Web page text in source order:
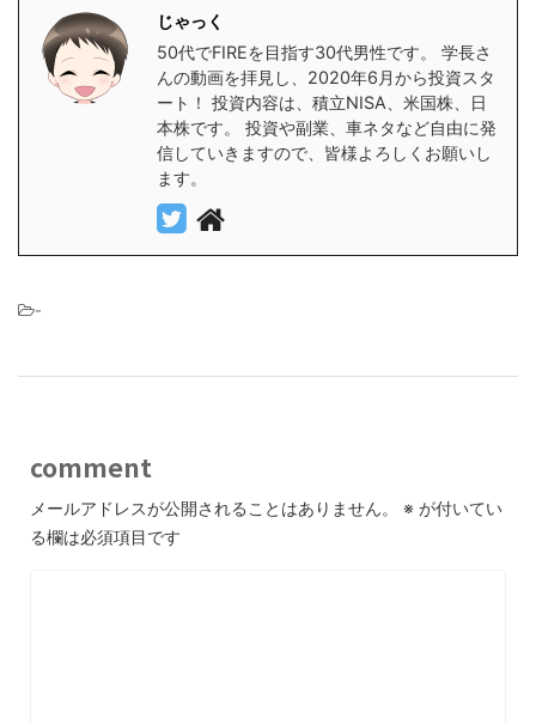
じゃっく
50代でFIREを目指す30代男性です。 学長さ
んの動画を拝見し、2020年6月から投資スタ
ート！ 投資内容は、積立NISA、米国株、日
本株です。 投資や副業、車ネタなど自由に発
信していきますので、皆様よろしくお願いし
ます。
-
comment
メールアドレスが公開されることはありません。 ※ が付いてい
る欄は必須項目です